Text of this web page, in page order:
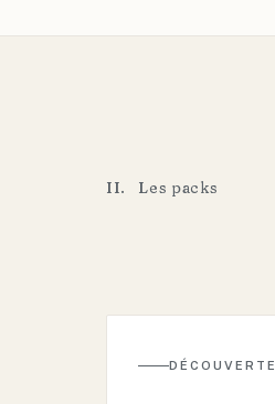
II. Les packs
DÉCOUVERTE